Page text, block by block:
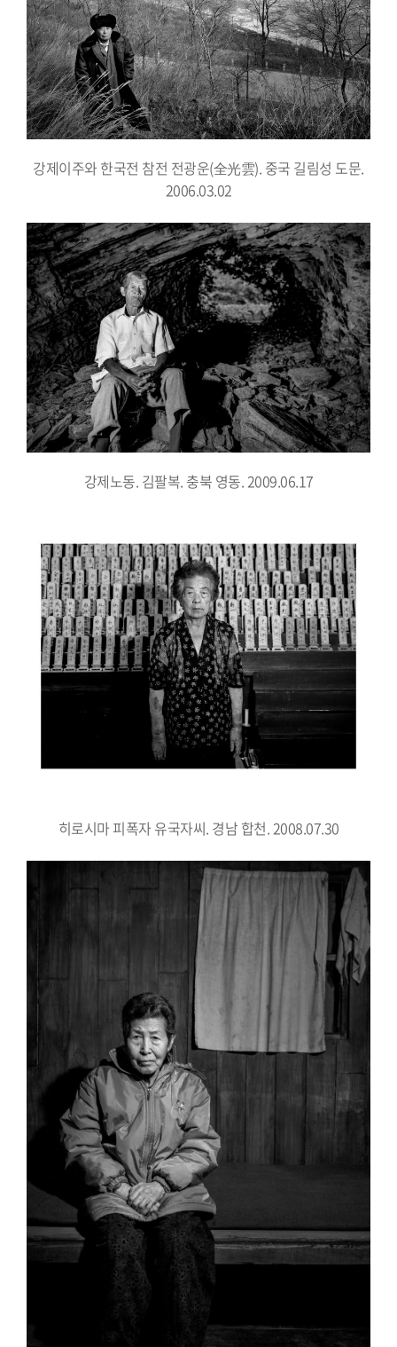
강제이주와 한국전 참전 전광운(全光雲). 중국 길림성 도문.
2006.03.02
강제노동. 김팔복. 충북 영동. 2009.06.17
히로시마 피폭자 유국자씨. 경남 합천. 2008.07.30